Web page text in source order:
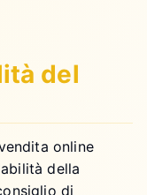
del
online
della
di